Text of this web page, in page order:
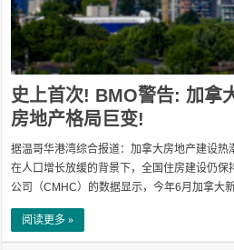
史上首次! BMO警告: 加拿
房地产格局巨变!
据温哥华港湾综合报道：加拿大房地产建设
在人口增长放缓的背景下，全国住房建设仍
公司（CMHC）的数据显示，今年6月加拿大
阅读更多 »